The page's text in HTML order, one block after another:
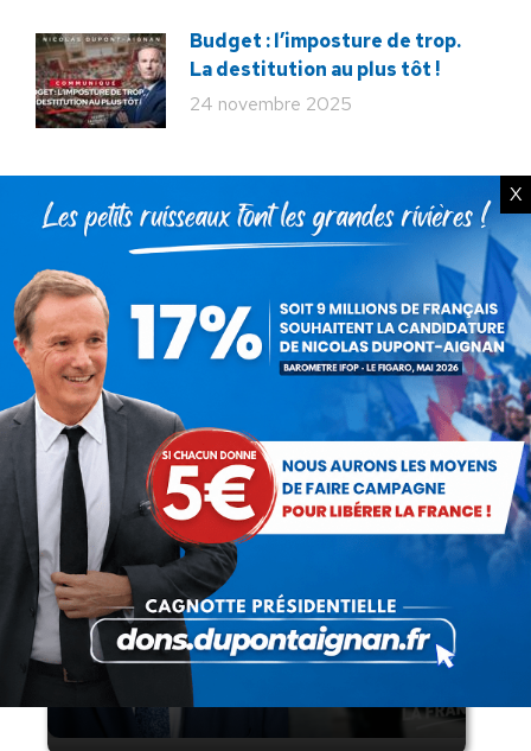
Budget : l’imposture de trop.
La destitution au plus tôt !
24 novembre 2025
Rechercher
Recherche
:
Articles récents
Présomption de légitimité de l’usage des
armes par les forces de l’ordre
X